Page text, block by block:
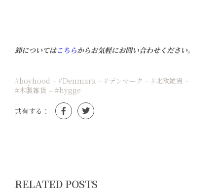
卸についてはこちらからお気軽にお問い合わせください。
#boyhood ‒ #Denmark ‒ #デンマーク ‒ #北欧雑貨 ‒
#木製雑貨 ‒ #hygge
RELATED POSTS